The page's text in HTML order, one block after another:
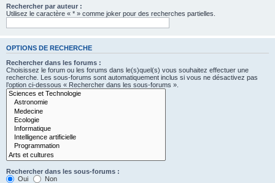
Rechercher par auteur :
Utilisez le caractère « * » comme joker pour des recherches partielles.
OPTIONS DE RECHERCHE
Rechercher dans les forums :
Choisissez le forum ou les forums dans le(s)quel(s) vous souhaitez effectuer une
recherche. Les sous-forums sont automatiquement inclus si vous ne désactivez pas
l’option ci-dessous « Rechercher dans les sous-forums ».
Rechercher dans les sous-forums :
Oui
Non